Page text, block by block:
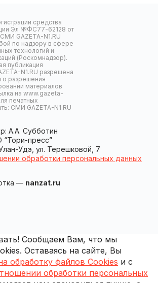
средства
Эл №ФС77-62128 от
GAZETA-N1.RU
по надзору в сфере
технологий и
(Роскомнадзор).
публикация
N1.RU разрешена
разрешения
материалов
на www.gazeta-
печатных
СМИ GAZETA-N1.RU
А.А. Субботин
пресс”
Удэ, ул. Терешковой, 7
обработки персональных данных
— nanzat.ru
Сообщаем Вам, что мы
Оставаясь на сайте, Вы
обработку файлов Cookies и с
обработки персональных